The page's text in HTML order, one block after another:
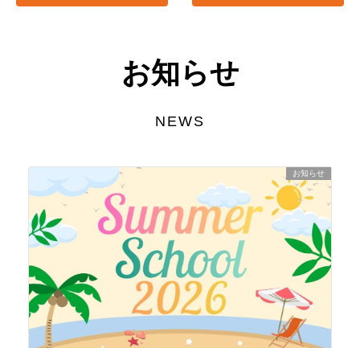
お知らせ
NEWS
お知らせ